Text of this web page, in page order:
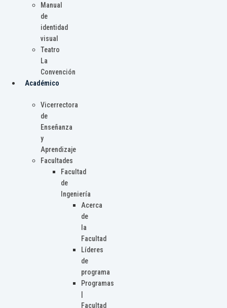
Manual
de
identidad
visual
Teatro
La
Convención
Académico
Vicerrectora
de
Enseñanza
y
Aprendizaje
Facultades
Facultad
de
Ingeniería
Acerca
de
la
Facultad
Líderes
de
programa
Programas
Facultad